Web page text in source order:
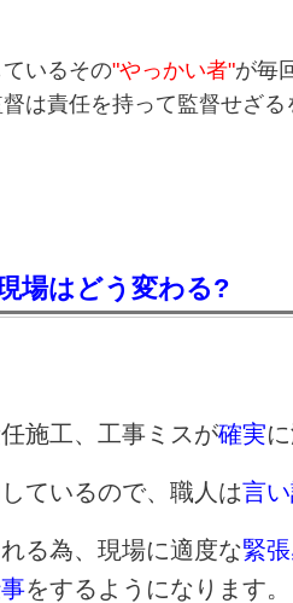
いるその"やっかい者"が毎
は責任を持って監督せざ
場はどう変わる?
施工、工事ミスが確実
ているので、職人は言
る為、現場に適度な緊
をするようになります。